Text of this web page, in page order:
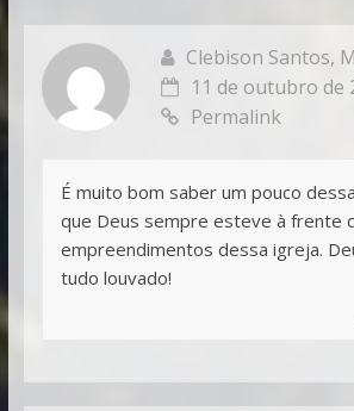
Clebison Santos,
11 de outubro de
Permalink
É muito bom saber um pouco
que Deus sempre esteve à frente
empreendimentos dessa igreja.
tudo louvado!